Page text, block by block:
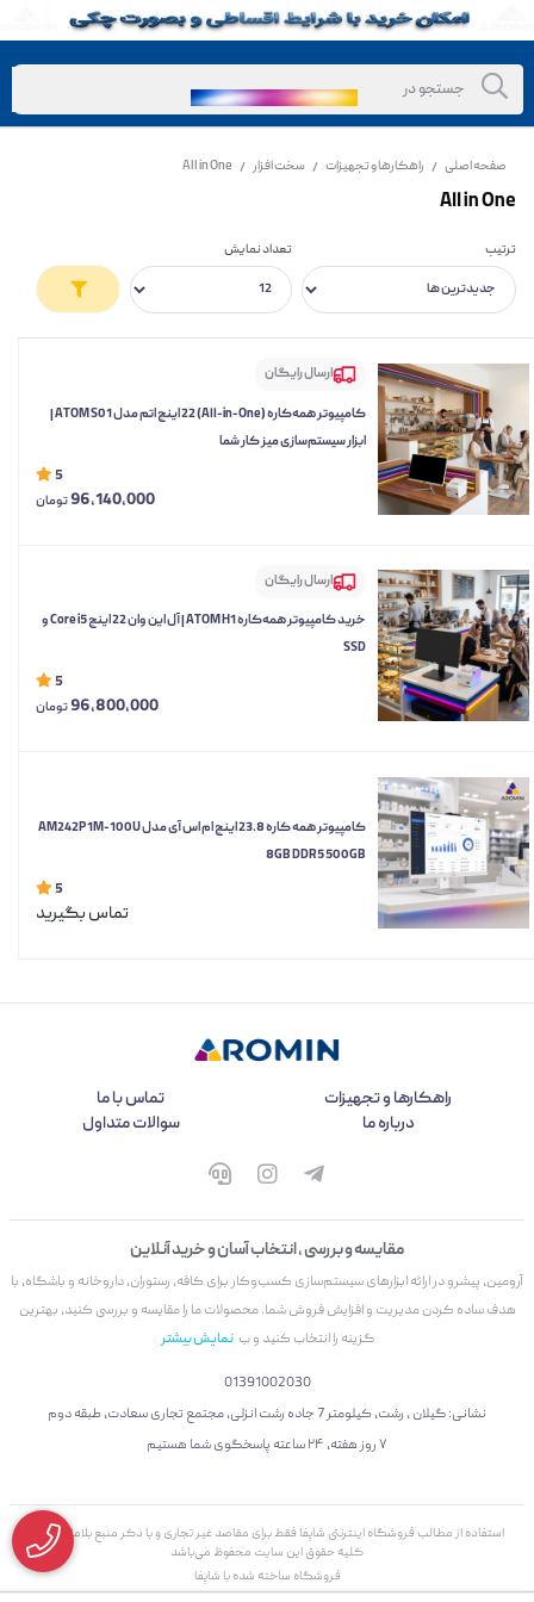
صفحه اصلی / راهکارها و تجهیزات / سخت افزار /
All in One
All in One
ترتیب تعداد نمایش
ارسال رایگان
کامپیوتر همه‌کاره (All-in-One) 22 اینچ اتم مدل ATOM S01 |
ابزار سیستم‌سازی میز کار شما
5
96,140,000تومان
ارسال رایگان
خرید کامپیوتر همه‌کاره ATOM H1 | آل این وان 22 اینچ Core i5 و
SSD
5
96,800,000تومان
کامپیوتر همه کاره 23.8 اینچ ام اس آی مدل AM242P 1M-100U
8GB DDR5 500GB
5
تماس بگیرید
راهکارها و تجهیزات
تماس با ما
درباره ما
سوالات متداول
مقایسه و بررسی ، انتخاب آسان و خرید آنلاین
آرومین، پیشرو در ارائه ابزارهای سیستم‌سازی کسب‌وکار برای کافه، رستوران، داروخانه و باشگاه، با
هدف ساده کردن مدیریت و افزایش فروش شما. محصولات ما را مقایسه و بررسی کنید، بهترین
گزینه را انتخاب کنید و ب نمایش بیشتر
01391002030
نشانی: گیلان ، رشت، کیلومتر 7 جاده رشت انزلی، مجتمع تجاری سعادت، طبقه دوم
۷ روز هفته، ۲۴ ساعته پاسخگوی شما هستیم
استفاده از مطالب فروشگاه اینترنتی شاپفا فقط برای مقاصد غیر تجاری و با ذکر منبع بلامانع است.
کليه حقوق اين سايت محفوظ می‌باشد
فروشگاه ساخته شده با شاپفا